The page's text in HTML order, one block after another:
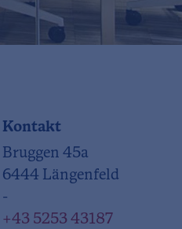
Kontakt
Bruggen 45a
6444 Längenfeld
-
+43 5253 43187